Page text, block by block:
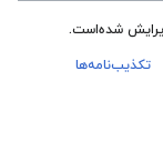
تکذیب‌نامه‌ها